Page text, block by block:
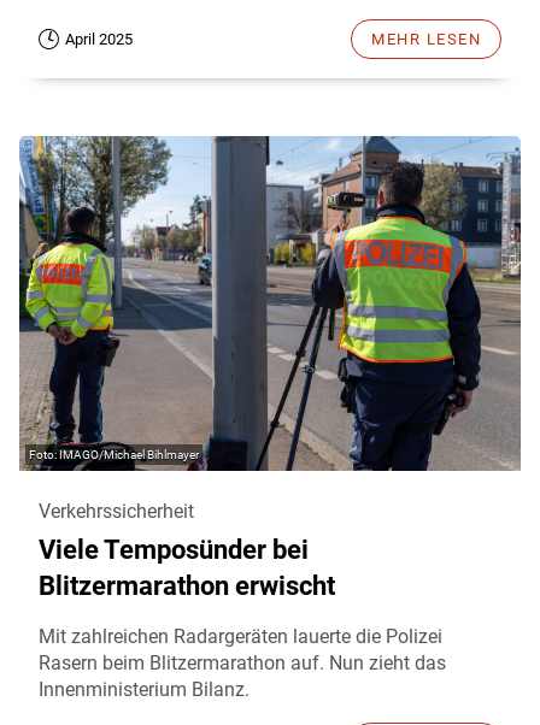
April 2025 MEHR LESEN
IMAGO/Michael Bihlmayer
Verkehrssicherheit
Viele Temposünder bei
Blitzermarathon erwischt
Mit zahlreichen Radargeräten lauerte die Polizei
Rasern beim Blitzermarathon auf. Nun zieht das
Innenministerium Bilanz.